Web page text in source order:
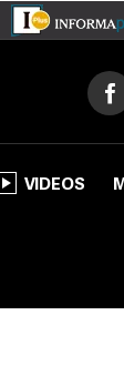
VIDEOS